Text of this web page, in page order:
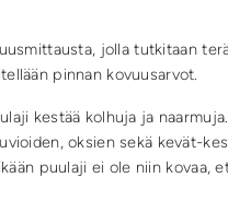
jolla tutkitaan
pinnan kovuusarvot.
kestää kolhuja ja
oksien sekä kevät-
puulaji ei ole niin kovaa,